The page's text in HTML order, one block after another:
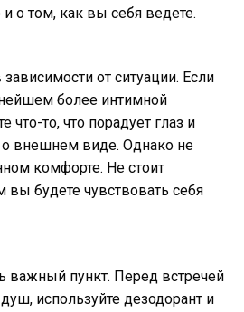
о том, как вы себя ведете.
от ситуации. Если
более интимной
что-то, что порадует глаз и
о внешнем виде. Однако не
комфорте. Не стоит
вы будете чувствовать себя
важный пункт. Перед встречей
используйте дезодорант и